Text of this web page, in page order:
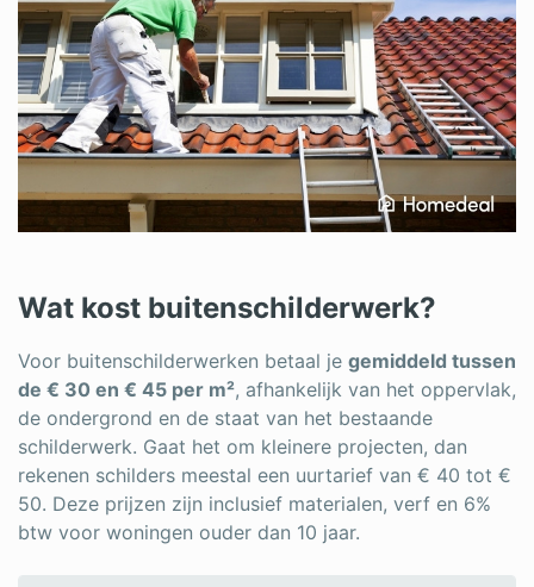
Wat kost buitenschilderwerk?
Voor buitenschilderwerken betaal je gemiddeld tussen
de € 30 en € 45 per m², afhankelijk van het oppervlak,
de ondergrond en de staat van het bestaande
schilderwerk. Gaat het om kleinere projecten, dan
rekenen schilders meestal een uurtarief van € 40 tot €
50. Deze prijzen zijn inclusief materialen, verf en 6%
btw voor woningen ouder dan 10 jaar.